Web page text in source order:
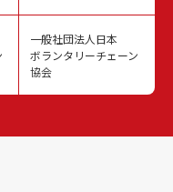
一般社団法人日本
ボランタリーチェーン
協会